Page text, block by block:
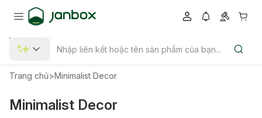
Trang chủ>Minimalist Decor
Minimalist Decor